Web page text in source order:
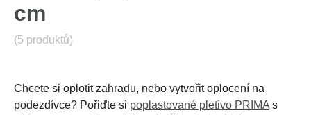
cm
(5 produktů)
Chcete si oplotit zahradu, nebo vytvořit oplocení na
podezdívce? Pořiďte si poplastované pletivo PRIMA s